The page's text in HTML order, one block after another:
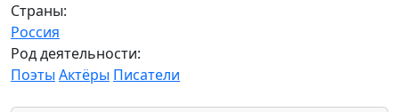
Страны:
Россия
Род деятельности:
Поэты Актёры Писатели